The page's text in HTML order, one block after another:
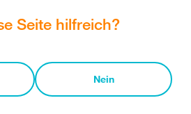
Seite hilfreich?
Nein